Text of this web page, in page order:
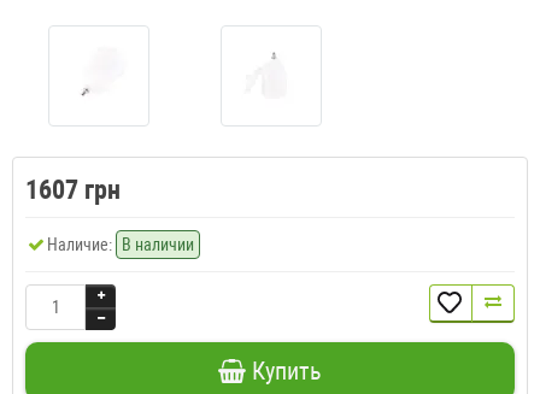
1607 грн
Наличие: В наличии
Купить